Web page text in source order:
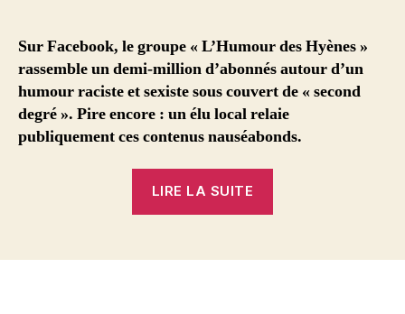
Sur Facebook, le groupe « L’Humour des Hyènes »
rassemble un demi-million d’abonnés autour d’un
humour raciste et sexiste sous couvert de « second
degré ». Pire encore : un élu local relaie
publiquement ces contenus nauséabonds.
LIRE LA SUITE